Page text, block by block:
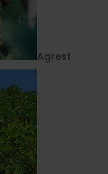
Agrest